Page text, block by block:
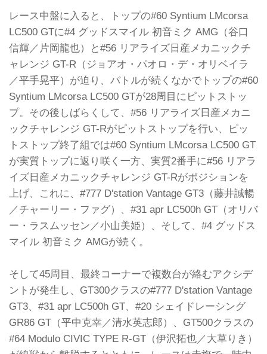
レース中盤に入ると、トップの#60 Syntium LMcorsa
LC500 GTに#4 グッドスマイル 初音ミク AMG（谷口
信輝／片岡龍也）と#56 リアライズ日産メカニックチ
ャレンジ GT-R（ジョアオ・パオロ・デ・オリベイラ
／平手晃平）が迫り、バトルが続くなかでトップの#60
Syntium LMcorsa LC500 GTが28周目にピットストッ
プ。その後しばらくして、#56 リアライズ日産メカニ
ックチャレンジ GT-Rがピットストップを行い、ピッ
トストップ終了組では#60 Syntium LMcorsa LC500 GT
が実質トップに返り咲く一方、実質2番手に#56 リアラ
イズ日産メカニックチャレンジ GT-Rがポジションを
上げ、これに、#777 D'station Vantage GT3（藤井誠暢
／チャーリー・ファグ）、#31 apr LC500h GT（オリバ
ー・ラスムッセン／小山美姫）、そして、#4 グッドス
マイル 初音ミク AMGが続く。
そして45周目、最終コーナーで複数台が絡むアクシデ
ントが発生し、GT300クラスの#777 D'station Vantage
GT3、#31 apr LC500h GT、#20 シェイドレーシング
GR86 GT（平中克幸／清水英志郎）、GT500クラスの
#64 Modulo CIVIC TYPE R-GT（伊沢拓也／大草りき）